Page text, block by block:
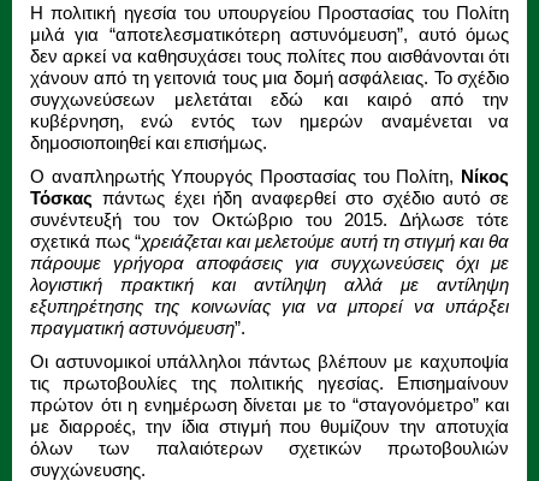
Η πολιτική ηγεσία του υπουργείου Προστασίας του Πολίτη
μιλά για “αποτελεσματικότερη αστυνόμευση”, αυτό όμως
δεν αρκεί να καθησυχάσει τους πολίτες που αισθάνονται ότι
χάνουν από τη γειτονιά τους μια δομή ασφάλειας. Το σχέδιο
συγχωνεύσεων μελετάται εδώ και καιρό από την
κυβέρνηση, ενώ εντός των ημερών αναμένεται να
δημοσιοποιηθεί και επισήμως.
Ο αναπληρωτής Υπουργός Προστασίας του Πολίτη, Νίκος
Τόσκας πάντως έχει ήδη αναφερθεί στο σχέδιο αυτό σε
συνέντευξή του τον Οκτώβριο του 2015. Δήλωσε τότε
σχετικά πως “χρειάζεται και μελετούμε αυτή τη στιγμή και θα
πάρουμε γρήγορα αποφάσεις για συγχωνεύσεις όχι με
λογιστική πρακτική και αντίληψη αλλά με αντίληψη
εξυπηρέτησης της κοινωνίας για να μπορεί να υπάρξει
πραγματική αστυνόμευση”.
Οι αστυνομικοί υπάλληλοι πάντως βλέπουν με καχυποψία
τις πρωτοβουλίες της πολιτικής ηγεσίας. Επισημαίνουν
πρώτον ότι η ενημέρωση δίνεται με το “σταγονόμετρο” και
με διαρροές, την ίδια στιγμή που θυμίζουν την αποτυχία
όλων των παλαιότερων σχετικών πρωτοβουλιών
συγχώνευσης.